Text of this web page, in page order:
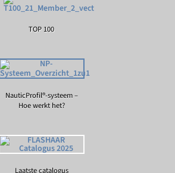
TOP 100
NauticProfil®-systeem –
Hoe werkt het?
Laatste catalogus